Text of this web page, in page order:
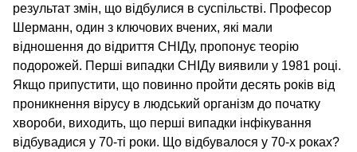
результат змін, що відбулися в суспільстві. Професор
Шерманн, один з ключових вчених, які мали
відношення до відриття СНІДу, пропонує теорію
подорожей. Перші випадки СНІДу виявили у 1981 році.
Якщо припустити, що повинно пройти десять років від
проникнення вірусу в людський організм до початку
хвороби, виходить, що перші випадки інфікування
відбувадися у 70-ті роки. Що відбувалося у 70-х роках?